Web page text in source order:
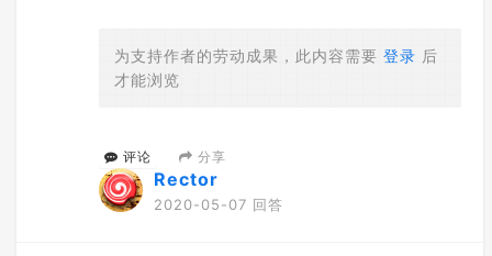
为支持作者的劳动成果，此内容需要 登录 后
才能浏览
评论 分享
Rector
2020-05-07 回答